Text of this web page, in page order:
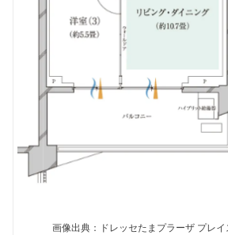
画像出典：ドレッセたまプラーザ プレ